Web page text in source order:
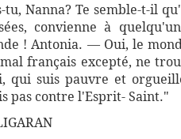
Nanna? Te semble-t-il
convienne à
! Antonia. — Oui, le
français excepté, ne
qui suis pauvre et
pas contre l'Esprit- Saint."